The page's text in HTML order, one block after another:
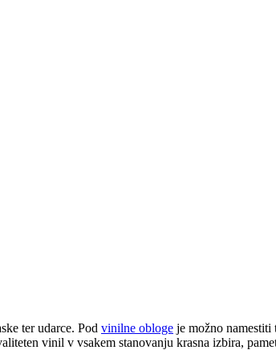
ter udarce. Pod vinilne obloge je možno namestiti
vinil v vsakem stanovanju krasna izbira,